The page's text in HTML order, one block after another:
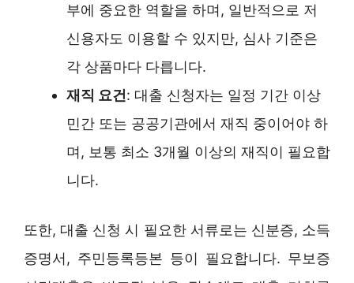
부에 중요한 역할을 하며, 일반적으로 저
신용자도 이용할 수 있지만, 심사 기준은
각 상품마다 다릅니다.
재직 요건: 대출 신청자는 일정 기간 이상
민간 또는 공공기관에서 재직 중이어야 하
며, 보통 최소 3개월 이상의 재직이 필요합
니다.
또한, 대출 신청 시 필요한 서류로는 신분증, 소득
증명서, 주민등록등본 등이 필요합니다. 무보증